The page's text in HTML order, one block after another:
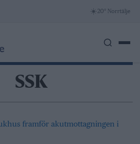
☀️20° Norrtälje
SSK